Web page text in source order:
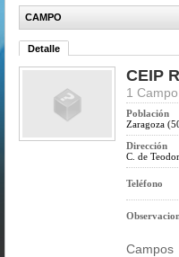
CAMPO
Detalle
CEIP
1 Campo
Población
Zaragoza
Dirección
C. de
Teléfono
Campos